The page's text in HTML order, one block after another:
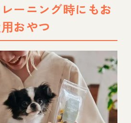
ーニング時にもお
おやつ